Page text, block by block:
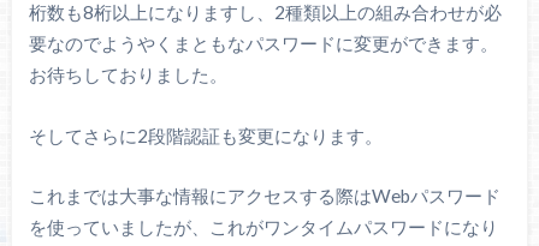
桁数も8桁以上になりますし、2種類以上の組み合わせが必
要なのでようやくまともなパスワードに変更ができます。
お待ちしておりました。
そしてさらに2段階認証も変更になります。
これまでは大事な情報にアクセスする際はWebパスワード
を使っていましたが、これがワンタイムパスワードになり